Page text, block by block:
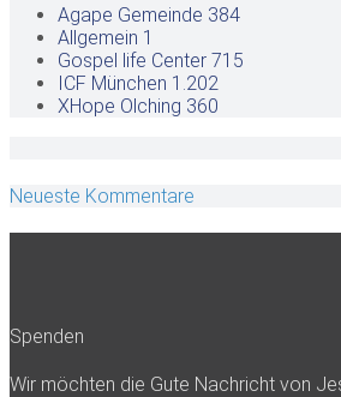
Agape Gemeinde 384
Allgemein 1
Gospel life Center 715
ICF München 1.202
XHope Olching 360
Neueste Kommentare
Spenden
Wir möchten die Gute Nachricht von